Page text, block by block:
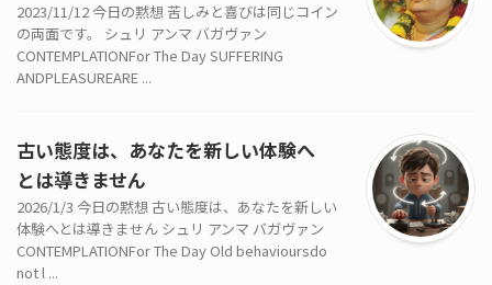
2023/11/12 今日の黙想 苦しみと喜びは同じコイン
の両面です。 シュリ アンマ バガヴァン
CONTEMPLATIONFor The Day SUFFERING
ANDPLEASUREARE ...
古い態度は、あなたを新しい体験へ
とは導きません
2026/1/3 今日の黙想 古い態度は、あなたを新しい
体験へとは導きません シュリ アンマ バガヴァン
CONTEMPLATIONFor The Day Old behavioursdo
not l ...